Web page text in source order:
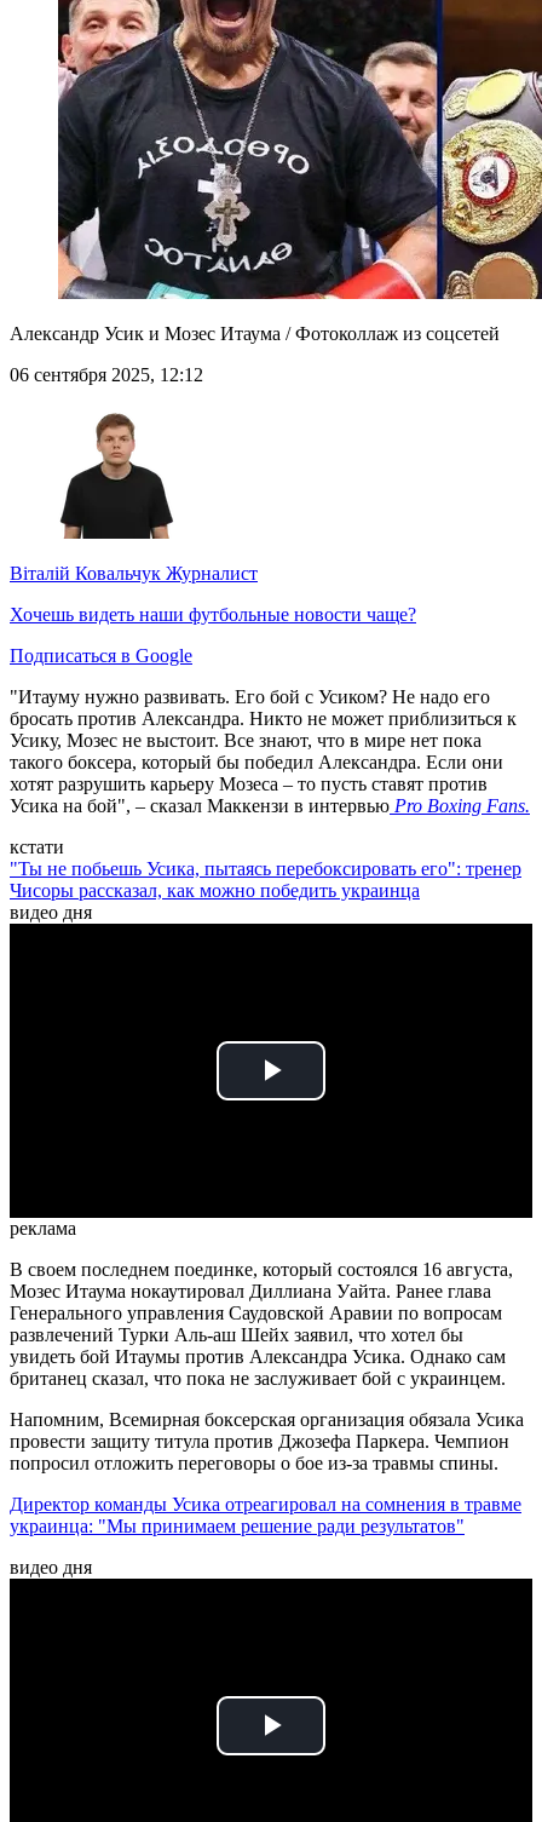
Александр Усик и Мозес Итаума / Фотоколлаж из соцсетей
06 сентября 2025, 12:12
Віталій Ковальчук Журналист
Хочешь видеть наши футбольные новости чаще?
Подписаться в Google
"Итауму нужно развивать. Его бой с Усиком? Не надо его
бросать против Александра. Никто не может приблизиться к
Усику, Мозес не выстоит. Все знают, что в мире нет пока
такого боксера, который бы победил Александра. Если они
хотят разрушить карьеру Мозеса – то пусть ставят против
Усика на бой", – сказал Маккензи в интервью Pro Boxing Fans.
кстати
"Ты не побьешь Усика, пытаясь перебоксировать его": тренер
Чисоры рассказал, как можно победить украинца
видео дня
Play
реклама
В своем последнем поединке, который состоялся 16 августа,
Мозес Итаума нокаутировал Диллиана Уайта. Ранее глава
Генерального управления Саудовской Аравии по вопросам
развлечений Турки Аль-аш Шейх заявил, что хотел бы
увидеть бой Итаумы против Александра Усика. Однако сам
британец сказал, что пока не заслуживает бой с украинцем.
Напомним, Всемирная боксерская организация обязала Усика
провести защиту титула против Джозефа Паркера. Чемпион
попросил отложить переговоры о бое из-за травмы спины.
Директор команды Усика отреагировал на сомнения в травме
украинца: "Мы принимаем решение ради результатов"
видео дня
Play